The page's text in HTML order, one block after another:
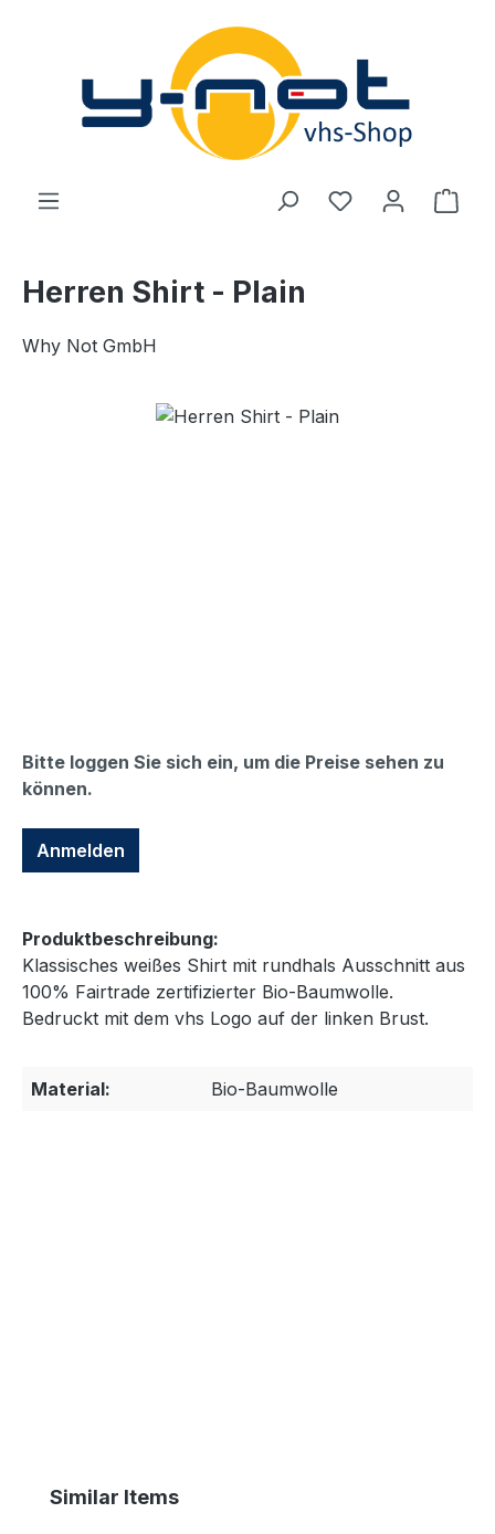
Zum Hauptinhalt springen
Du hast 0
Herren Shirt - Plain
Why Not GmbH
Bildergalerie überspringen
Bitte loggen Sie sich ein, um die Preise sehen zu
können.
Anmelden
Produktbeschreibung:
Klassisches weißes Shirt mit rundhals Ausschnitt aus
100% Fairtrade zertifizierter Bio-Baumwolle.
Bedruckt mit dem vhs Logo auf der linken Brust.
Material: Bio-Baumwolle
Produktgalerie überspringen
Similar Items